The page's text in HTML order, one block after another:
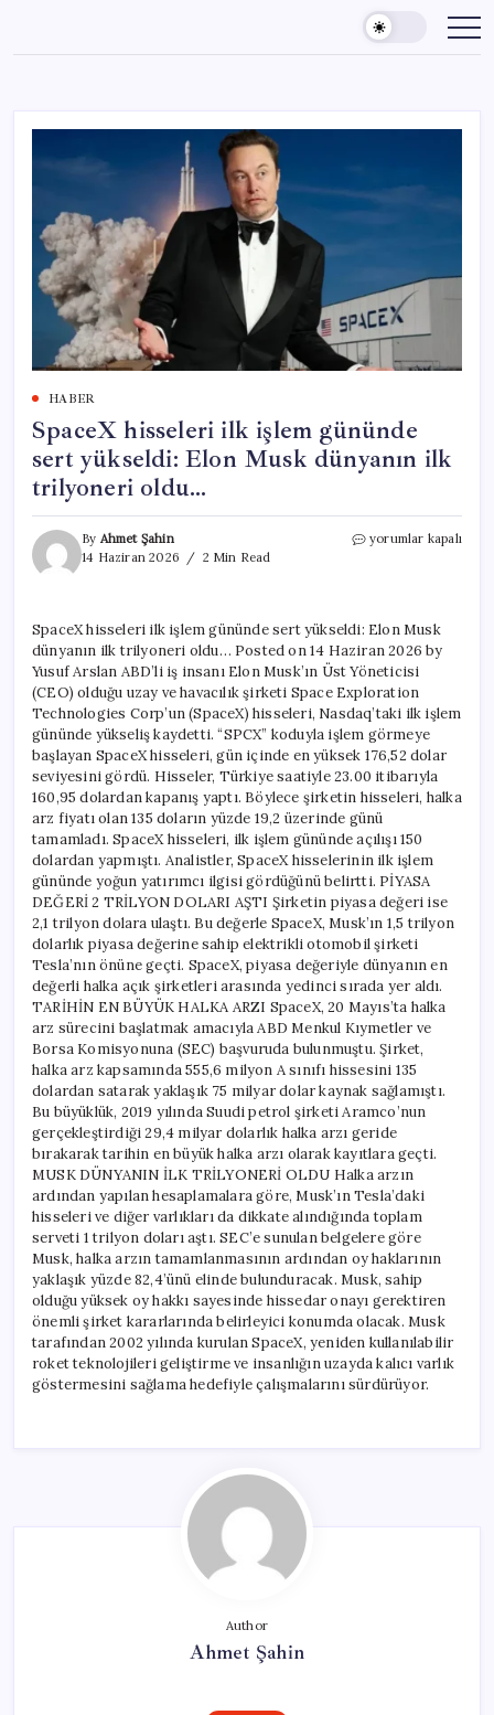
content
HABER
SpaceX hisseleri ilk işlem gününde
sert yükseldi: Elon Musk dünyanın ilk
trilyoneri oldu…
By Ahmet Şahin
14 Haziran 2026
2 Min Read
SpaceX
sert
yükseldi:
Elon
Musk
dünyanın
ilk
trilyoneri
oldu…
için
yorumlar kapalı
SpaceX hisseleri ilk işlem gününde sert yükseldi: Elon Musk
dünyanın ilk trilyoneri oldu… Posted on 14 Haziran 2026 by
Yusuf Arslan ABD’li iş insanı Elon Musk’ın Üst Yöneticisi
(CEO) olduğu uzay ve havacılık şirketi Space Exploration
Technologies Corp’un (SpaceX) hisseleri, Nasdaq’taki ilk işlem
gününde yükseliş kaydetti. “SPCX” koduyla işlem görmeye
başlayan SpaceX hisseleri, gün içinde en yüksek 176,52 dolar
seviyesini gördü. Hisseler, Türkiye saatiyle 23.00 itibarıyla
160,95 dolardan kapanış yaptı. Böylece şirketin hisseleri, halka
arz fiyatı olan 135 doların yüzde 19,2 üzerinde günü
tamamladı. SpaceX hisseleri, ilk işlem gününde açılışı 150
dolardan yapmıştı. Analistler, SpaceX hisselerinin ilk işlem
gününde yoğun yatırımcı ilgisi gördüğünü belirtti. PİYASA
DEĞERİ 2 TRİLYON DOLARI AŞTI Şirketin piyasa değeri ise
2,1 trilyon dolara ulaştı. Bu değerle SpaceX, Musk’ın 1,5 trilyon
dolarlık piyasa değerine sahip elektrikli otomobil şirketi
Tesla’nın önüne geçti. SpaceX, piyasa değeriyle dünyanın en
değerli halka açık şirketleri arasında yedinci sırada yer aldı.
TARİHİN EN BÜYÜK HALKA ARZI SpaceX, 20 Mayıs’ta halka
arz sürecini başlatmak amacıyla ABD Menkul Kıymetler ve
Borsa Komisyonuna (SEC) başvuruda bulunmuştu. Şirket,
halka arz kapsamında 555,6 milyon A sınıfı hissesini 135
dolardan satarak yaklaşık 75 milyar dolar kaynak sağlamıştı.
Bu büyüklük, 2019 yılında Suudi petrol şirketi Aramco’nun
gerçekleştirdiği 29,4 milyar dolarlık halka arzı geride
bırakarak tarihin en büyük halka arzı olarak kayıtlara geçti.
MUSK DÜNYANIN İLK TRİLYONERİ OLDU Halka arzın
ardından yapılan hesaplamalara göre, Musk’ın Tesla’daki
hisseleri ve diğer varlıkları da dikkate alındığında toplam
serveti 1 trilyon doları aştı. SEC’e sunulan belgelere göre
Musk, halka arzın tamamlanmasının ardından oy haklarının
yaklaşık yüzde 82,4’ünü elinde bulunduracak. Musk, sahip
olduğu yüksek oy hakkı sayesinde hissedar onayı gerektiren
önemli şirket kararlarında belirleyici konumda olacak. Musk
tarafından 2002 yılında kurulan SpaceX, yeniden kullanılabilir
roket teknolojileri geliştirme ve insanlığın uzayda kalıcı varlık
göstermesini sağlama hedefiyle çalışmalarını sürdürüyor.
Author
Ahmet Şahin